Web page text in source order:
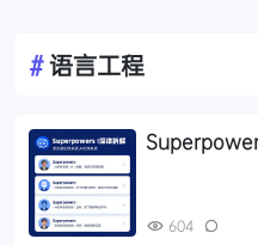
#语言工程
604